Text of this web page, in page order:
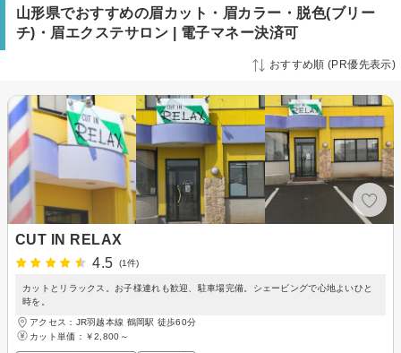
山形県でおすすめの眉カット・眉カラー・脱色(ブリー
チ)・眉エクステサロン | 電子マネー決済可
おすすめ順 (PR優先表示)
CUT IN RELAX
4.5
(1件)
カットとリラックス。お子様連れも歓迎、駐車場完備。シェービングで心地よいひと
時を。
アクセス：JR羽越本線 鶴岡駅 徒歩60分
カット単価： ￥2,800～